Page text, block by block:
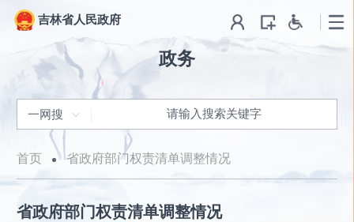
吉林省人民政府
政务
一网搜
首页 省政府部门权责清单调整情况
省政府部门权责清单调整情况